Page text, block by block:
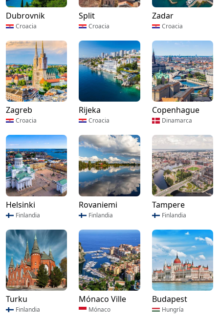
Dubrovnik
Croacia
Split
Croacia
Zadar
Croacia
Zagreb
Croacia
Rijeka
Croacia
Copenhague
Dinamarca
Helsinki
Finlandia
Rovaniemi
Finlandia
Tampere
Finlandia
Turku
Finlandia
Mónaco Ville
Mónaco
Budapest
Hungría